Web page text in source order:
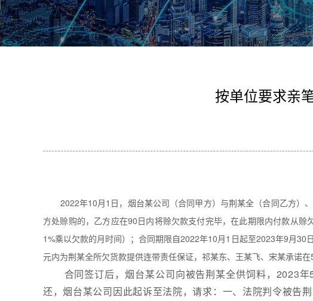
按单位要求亲
2022年10月1日，烟台某公司（合同甲方）与荆某全（合同乙方）
方处赊购的，乙方应在90日内将赊欠款支付完毕，在此期限内付款从
1%乘以欠款的月时间）；合同期限自2022年10月1日起至2023年9月
元内为荆某全所欠货款提供连带责任保证，祁某东、王某飞、宋某承诺
合同签订后，烟台某公司向被告荆某全供饲料，2023
还，烟台某公司因此起诉至法院，请求：一、法院判令被告